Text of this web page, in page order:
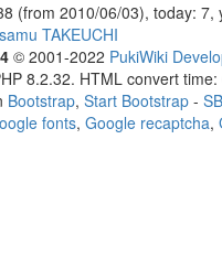
(from 2010/06/03), today: 7,
TAKEUCHI
© 2001-2022 PukiWiki
8.2.32. HTML convert
Bootstrap, Start Bootstrap -
fonts, Google recaptcha,